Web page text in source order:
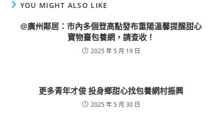
YOU MIGHT ALSO LIKE
@廣州鄰居：市內多個登高點發布重陽溫馨提醒甜心
寶物臺包養網，請查收！
2025 年 5 月 19 日
更多青年才俊 投身鄉甜心找包養網村振興
2025 年 5 月 30 日